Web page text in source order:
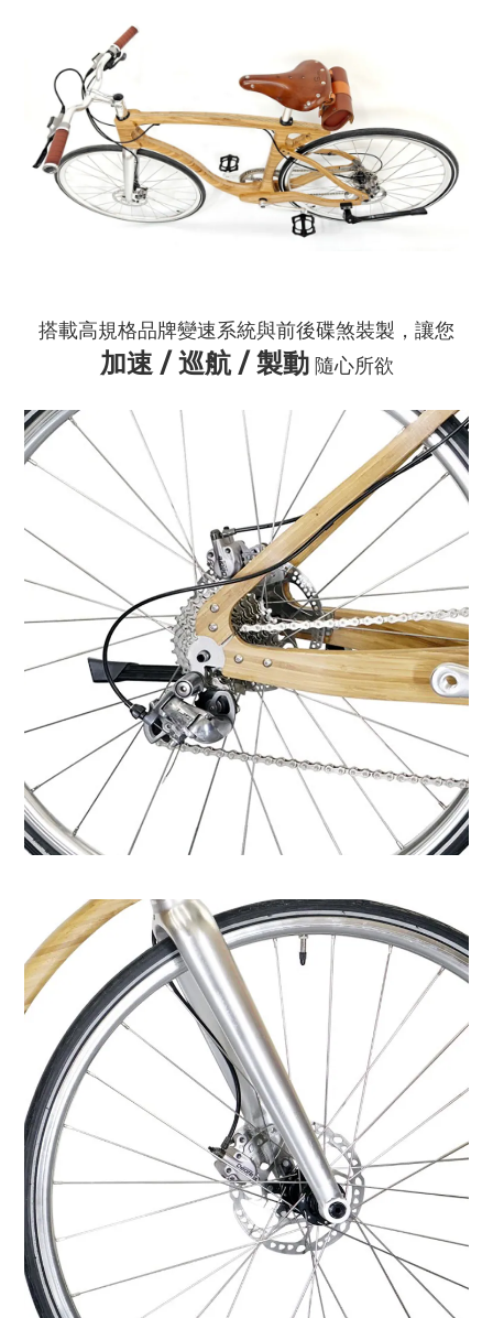
搭載高規格品牌變速系統與前後碟煞裝製，讓您
加速 / 巡航 / 製動隨心所欲